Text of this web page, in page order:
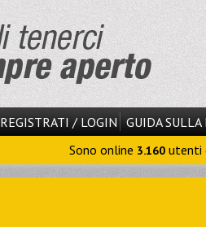
REGISTRATI / LOGIN GUIDA SULLA
Sono online 3.160 utenti